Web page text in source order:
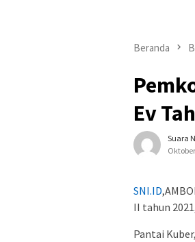
Beranda
Ev
Suara
SNI.ID
II tahun
Pantai